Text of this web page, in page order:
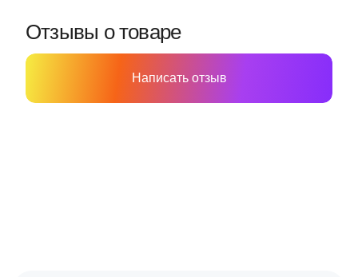
Отзывы о товаре
Написать отзыв